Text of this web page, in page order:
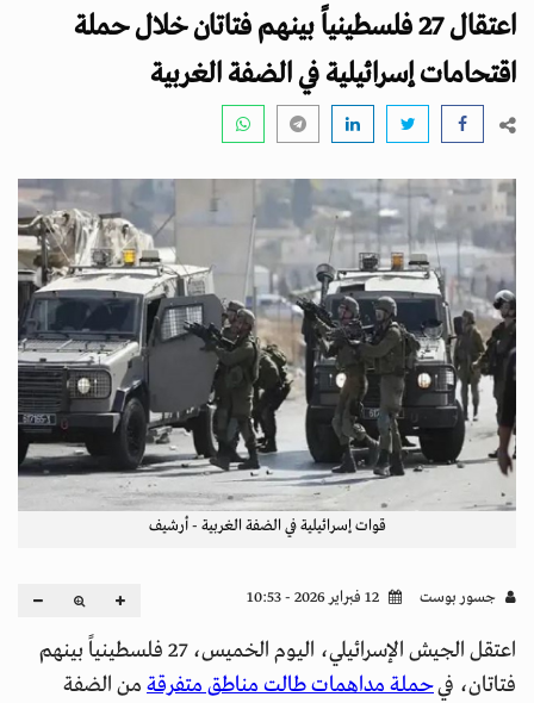
i
g
a
n
اعتقال 27 فلسطينياً بينهم فتاتان خلال حملة
اقتحامات إسرائيلية في الضفة الغربية
قوات إسرائيلية في الضفة الغربية - أرشيف
جسور بوست
اعتقل الجيش الإسرائيلي، اليوم الخميس، 27 فلسطينياً بينهم
فتاتان، فيحملة مداهمات طالت مناطق متفرقة من الضفة